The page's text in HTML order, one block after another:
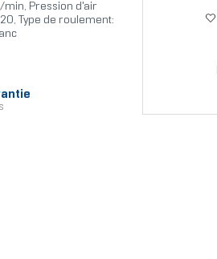
min, Pression d'air
Type de roulement: